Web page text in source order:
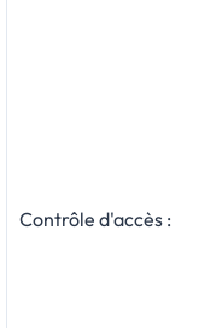
Contrôle d'accès :